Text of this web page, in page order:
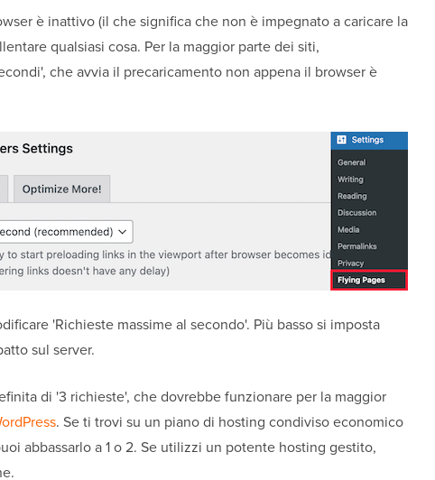
è inattivo (il che significa che non è impegnato a caricare la
qualsiasi cosa. Per la maggior parte dei siti,
che avvia il precaricamento non appena il browser è
'Richieste massime al secondo'. Più basso si imposta
sul server.
di '3 richieste', che dovrebbe funzionare per la maggior
. Se ti trovi su un piano di hosting condiviso economico
abbassarlo a 1 o 2. Se utilizzi un potente hosting gestito,